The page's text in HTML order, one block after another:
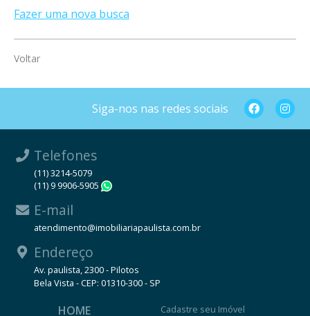
Fazer uma nova busca
Voltar
Siga-nos nas redes sociais
Telefones
(11) 3214-5079
(11) 9 9906-5905
E-mail
atendimento@imobiliariapaulista.com.br
Endereço
Av. paulista, 2300 - Pilotos
Bela Vista - CEP: 01310-300 - SP
HOME Cadastre seu Imóvel